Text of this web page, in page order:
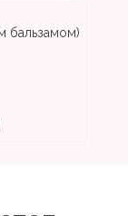
бальзамом)